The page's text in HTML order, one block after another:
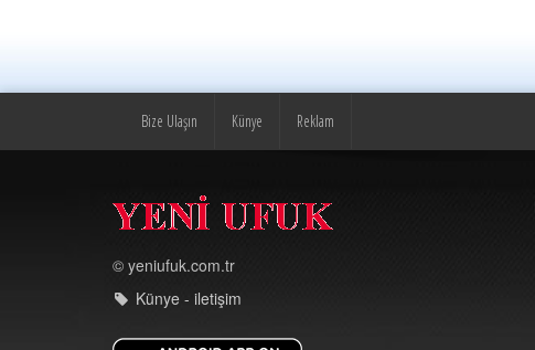
Bize Ulaşın Künye Reklam
© yeniufuk.com.tr
Künye - iletişim